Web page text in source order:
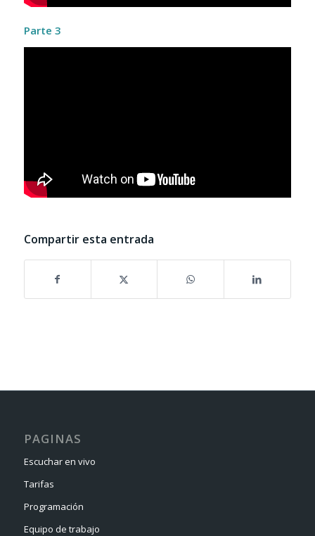
Parte 3
Compartir esta entrada
PAGINAS
Escuchar en vivo
Tarifas
Programación
Equipo de trabajo